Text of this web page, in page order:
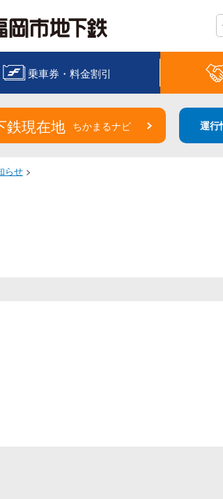
乗車券・料金割引
鉄現在地 ちかまるナビ 運行
らせ >